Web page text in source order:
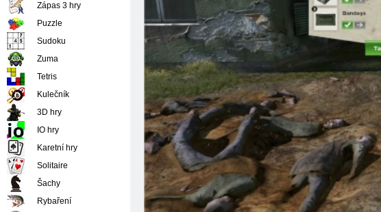
Zápas 3 hry
Puzzle
Sudoku
Zuma
Tetris
Kulečník
3D hry
IO hry
Karetní hry
Solitaire
Šachy
Rybaření